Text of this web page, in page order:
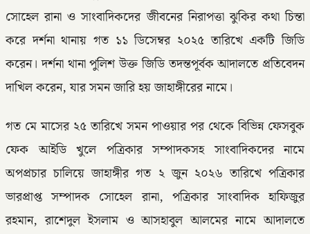
সোহেল রানা ও সাংবাদিকদের জীবনের নিরাপত্তা ঝুকির কথা চিন্তা
করে দর্শনা থানায় গত ১১ ডিসেম্বর ২০২৫ তারিখে একটি জিডি
করেন। দর্শনা থানা পুলিশ উক্ত জিডি তদন্তপূর্বক আদালতে প্রতিবেদন
দাখিল করেন, যার সমন জারি হয় জাহাঙ্গীরের নামে।
গত মে মাসের ২৫ তারিখে সমন পাওয়ার পর থেকে বিভিন্ন ফেসবুক
ফেক আইডি খুলে পত্রিকার সম্পাদকসহ সাংবাদিকদের নামে
অপপ্রচার চালিয়ে জাহাঙ্গীর গত ২ জুন ২০২৬ তারিখে পত্রিকার
ভারপ্রাপ্ত সম্পাদক সোহেল রানা, পত্রিকার সাংবাদিক হাফিজুর
রহমান, রাশেদুল ইসলাম ও আসহাবুল আলমের নামে আদালতে